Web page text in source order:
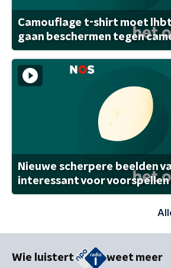
Camouflage t-shirt moet
gaan beschermen tegen
Nieuwe scherpere beelden
interessant voor
Wie luistert weet meer